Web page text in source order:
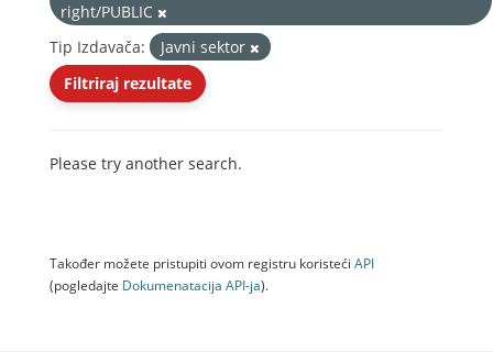
right/PUBLIC
Tip Izdavača:
Javni sektor
Filtriraj rezultate
Please try another search.
Također možete pristupiti ovom registru koristeći API
(pogledajte Dokumenаtаcijа API-jа).